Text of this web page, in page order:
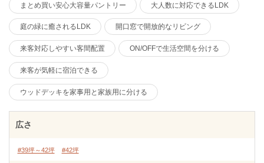
まとめ買い安心大容量パントリー 大人数に対応できるLDK
庭の緑に癒されるLDK 開口窓で開放的なリビング
来客対応しやすい客間配置 ON/OFFで生活空間を分ける
来客が気軽に宿泊できる
ウッドデッキを家事用と家族用に分ける
広さ
#39坪～42坪 #42坪